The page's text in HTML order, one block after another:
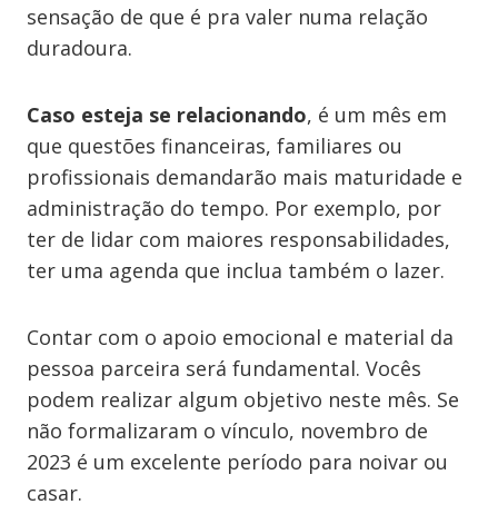
sensação de que é pra valer numa relação
duradoura.
Caso esteja se relacionando, é um mês em
que questões financeiras, familiares ou
profissionais demandarão mais maturidade e
administração do tempo. Por exemplo, por
ter de lidar com maiores responsabilidades,
ter uma agenda que inclua também o lazer.
Contar com o apoio emocional e material da
pessoa parceira será fundamental. Vocês
podem realizar algum objetivo neste mês. Se
não formalizaram o vínculo, novembro de
2023 é um excelente período para noivar ou
casar.